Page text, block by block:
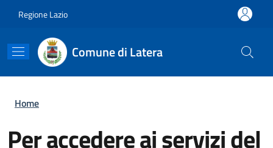
Regione Lazio
Comune di Latera
Briciole di pane
Home
Per accedere ai servizi del